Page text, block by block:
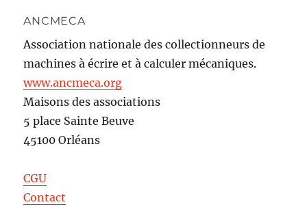
ANCMECA
Association nationale des collectionneurs de
machines à écrire et à calculer mécaniques.
www.ancmeca.org
Maisons des associations
5 place Sainte Beuve
45100 Orléans
CGU
Contact